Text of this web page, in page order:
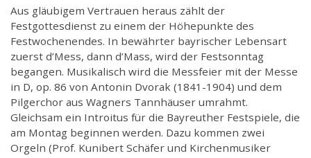
Aus gläubigem Vertrauen heraus zählt der
Festgottesdienst zu einem der Höhepunkte des
Festwochenendes. In bewährter bayrischer Lebensart
zuerst d’Mess, dann d’Mass, wird der Festsonntag
begangen. Musikalisch wird die Messfeier mit der Messe
in D, op. 86 von Antonin Dvorak (1841-1904) und dem
Pilgerchor aus Wagners Tannhäuser umrahmt.
Gleichsam ein Introitus für die Bayreuther Festspiele, die
am Montag beginnen werden. Dazu kommen zwei
Orgeln (Prof. Kunibert Schäfer und Kirchenmusiker